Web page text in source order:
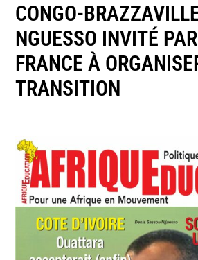
CONGO-
NGUESSO INVITÉ
FRANCE À
TRANSITION